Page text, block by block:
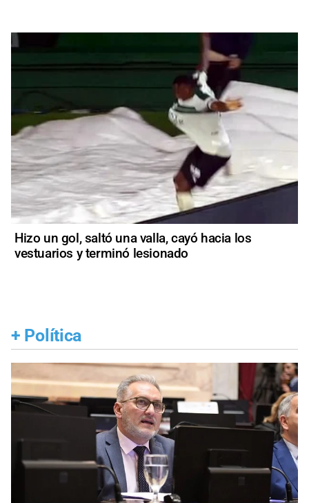
Hizo un gol, saltó una valla, cayó hacia los
vestuarios y terminó lesionado
+ Política